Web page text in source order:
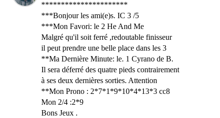
**********************
***Bonjour les ami(e)s. IC 3 /5
***Mon Favori: le 2 He And Me
Malgré qu'il soit ferré ,redoutable finisseur
il peut prendre une belle place dans les 3
**Ma Dernière Minute: le. 1 Cyrano de B.
Il sera déferré des quatre pieds contrairement
à ses deux dernières sorties. Attention
**Mon Prono : 2*7*1*9*10*4*13*3 cc8
Mon 2/4 :2*9
Bons Jeux .